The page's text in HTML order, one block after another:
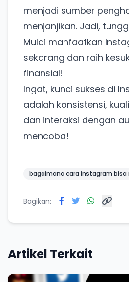
menjadi sumber
menjanjikan. Jadi,
Mulai manfaatkan
sekarang dan raih
finansial!
Ingat, kunci sukses di
adalah konsistensi,
dan interaksi dengan
mencoba!
bagaimana cara instagram bisa
Bagikan:
Artikel Terkait
Punya website SMM baru
untuk pengalaman
Tanpa daftar ulang, gratis
pakai Zona Sosmed
Coba